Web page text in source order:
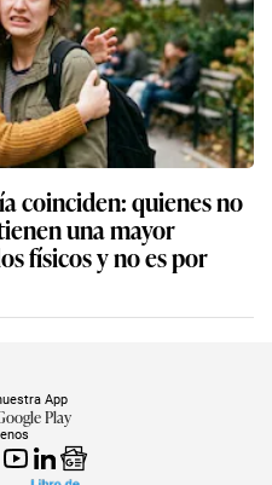
coinciden: quienes no
una mayor
físicos y no es por
App
Play